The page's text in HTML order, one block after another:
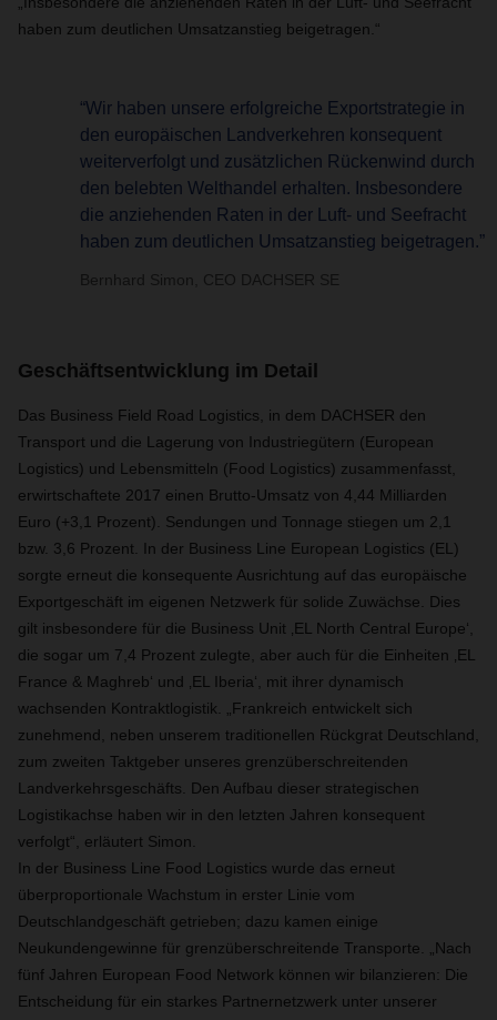
haben zum deutlichen Umsatzanstieg beigetragen.“
“Wir haben unsere erfolgreiche Exportstrategie in
den europäischen Landverkehren konsequent
weiterverfolgt und zusätzlichen Rückenwind durch
den belebten Welthandel erhalten. Insbesondere
die anziehenden Raten in der Luft- und Seefracht
haben zum deutlichen Umsatzanstieg beigetragen.”
Bernhard Simon, CEO DACHSER SE
Geschäftsentwicklung im Detail
Das Business Field Road Logistics, in dem DACHSER den
Transport und die Lagerung von Industriegütern (European
Logistics) und Lebensmitteln (Food Logistics) zusammenfasst,
erwirtschaftete 2017 einen Brutto-Umsatz von 4,44 Milliarden
Euro (+3,1 Prozent). Sendungen und Tonnage stiegen um 2,1
bzw. 3,6 Prozent. In der Business Line European Logistics (EL)
sorgte erneut die konsequente Ausrichtung auf das europäische
Exportgeschäft im eigenen Netzwerk für solide Zuwächse. Dies
gilt insbesondere für die Business Unit ‚EL North Central Europe‘,
die sogar um 7,4 Prozent zulegte, aber auch für die Einheiten ‚EL
France & Maghreb‘ und ‚EL Iberia‘, mit ihrer dynamisch
wachsenden Kontraktlogistik. „Frankreich entwickelt sich
zunehmend, neben unserem traditionellen Rückgrat Deutschland,
zum zweiten Taktgeber unseres grenzüberschreitenden
Landverkehrsgeschäfts. Den Aufbau dieser strategischen
Logistikachse haben wir in den letzten Jahren konsequent
verfolgt“, erläutert Simon.
In der Business Line Food Logistics wurde das erneut
überproportionale Wachstum in erster Linie vom
Deutschlandgeschäft getrieben; dazu kamen einige
Neukundengewinne für grenzüberschreitende Transporte. „Nach
fünf Jahren European Food Network können wir bilanzieren: Die
Entscheidung für ein starkes Partnernetzwerk unter unserer